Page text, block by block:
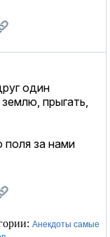
один
прыгать,
поля за нами
Анекдоты самые